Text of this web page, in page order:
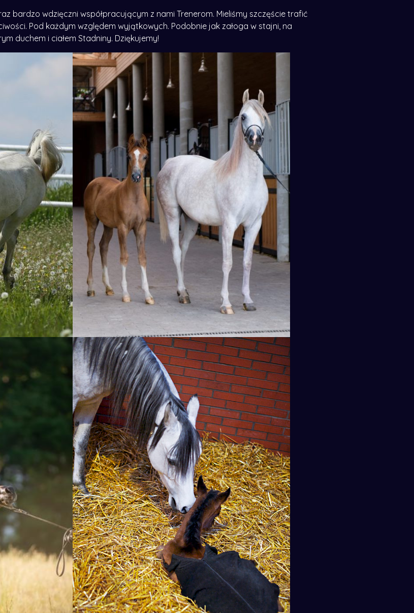
bardzo wdzięczni współpracującym z nami Trenerom. Mieliśmy szczęście trafić
Pod każdym względem wyjątkowych. Podobnie jak załoga w stajni, na
duchem i ciałem Stadniny. Dziękujemy!